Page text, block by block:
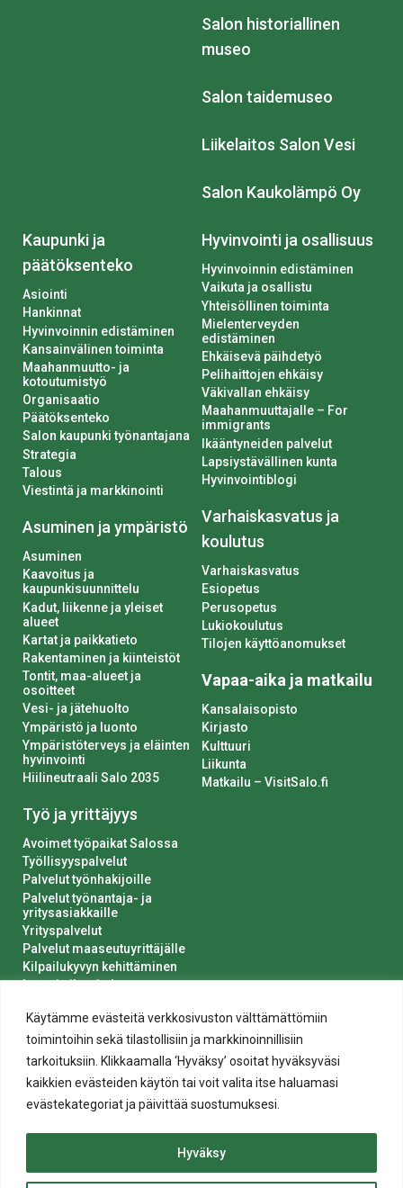
Käytämme evästeitä verkkosivuston välttämättömiin
toimintoihin sekä tilastollisiin ja markkinoinnillisiin
tarkoituksiin. Klikkaamalla ‘Hyväksy’ osoitat hyväksyväsi
kaikkien evästeiden käytön tai voit valita itse haluamasi
evästekategoriat ja päivittää suostumuksesi.
Hyväksy
Salon historiallinen
museo
Salon taidemuseo
Liikelaitos Salon Vesi
Salon Kaukolämpö Oy
Kaupunki ja
päätöksenteko
Asiointi
Hankinnat
Hyvinvoinnin edistäminen
Kansainvälinen toiminta
Maahanmuutto- ja
kotoutumistyö
Organisaatio
Päätöksenteko
Salon kaupunki työnantajana
Strategia
Talous
Viestintä ja markkinointi
Asuminen ja ympäristö
Asuminen
Kaavoitus ja
kaupunkisuunnittelu
Kadut, liikenne ja yleiset
alueet
Kartat ja paikkatieto
Rakentaminen ja kiinteistöt
Tontit, maa-alueet ja
osoitteet
Vesi- ja jätehuolto
Ympäristö ja luonto
Ympäristöterveys ja eläinten
hyvinvointi
Hiilineutraali Salo 2035
Työ ja yrittäjyys
Avoimet työpaikat Salossa
Työllisyyspalvelut
Palvelut työnhakijoille
Palvelut työnantaja- ja
yritysasiakkaille
Yrityspalvelut
Palvelut maaseutuyrittäjälle
Kilpailukyvyn kehittäminen
Luvat ja ilmoitukset
Hyvinvointi ja osallisuus
Hyvinvoinnin edistäminen
Vaikuta ja osallistu
Yhteisöllinen toiminta
Mielenterveyden
edistäminen
Ehkäisevä päihdetyö
Pelihaittojen ehkäisy
Väkivallan ehkäisy
Maahanmuuttajalle – For
immigrants
Ikääntyneiden palvelut
Lapsiystävällinen kunta
Hyvinvointiblogi
Varhaiskasvatus ja
koulutus
Varhaiskasvatus
Esiopetus
Perusopetus
Lukiokoulutus
Tilojen käyttöanomukset
Vapaa-aika ja matkailu
Kansalaisopisto
Kirjasto
Kulttuuri
Liikunta
Matkailu – VisitSalo.fi